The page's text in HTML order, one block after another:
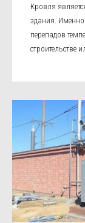
Кровля
здания.
перепадов
строительстве